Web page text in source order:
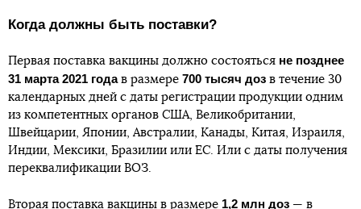
Когда должны быть поставки?
Первая поставка вакцины должно состояться не позднее
31 марта 2021 годав размере 700 тысяч доз в течение 30
календарных дней с даты регистрации продукции одним
из компетентных органов США, Великобритании,
Швейцарии, Японии, Австралии, Канады, Китая, Израиля,
Индии, Мексики, Бразилии или ЕС. Или с даты получения
переквалификации ВОЗ.
Вторая поставка вакцины в размере 1,2 млн доз — в